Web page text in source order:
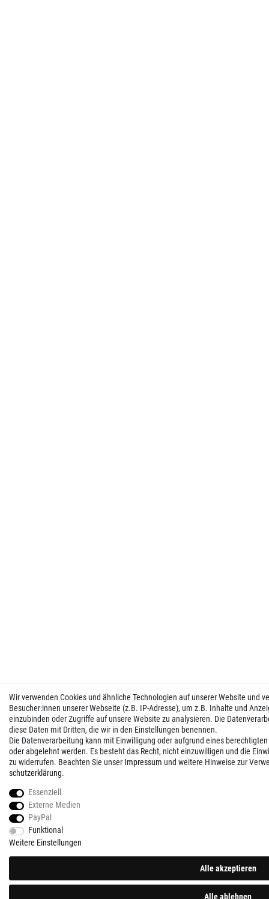
Wir verwenden Cookies und ähnliche Technologien auf unserer Website und
Besucher:innen unserer Webseite (z.B. IP-Adresse), um z.B. Inhalte und
einzubinden oder Zugriffe auf unsere Website zu analysieren. Die
diese Daten mit Dritten, die wir in den Einstellungen benennen.
Die Datenverarbeitung kann mit Einwilligung oder aufgrund eines
oder abgelehnt werden. Es besteht das Recht, nicht einzuwilligen und die
zu widerrufen. Beachten Sie unser Impressum und weitere Hinweise zur
schutz­erklärung.
Essenziell
Externe Medien
PayPal
Funktional
Weitere Einstellungen
Alle akzeptieren
Alle ablehnen